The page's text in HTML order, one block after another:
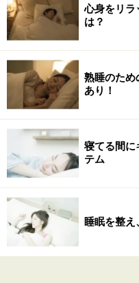
心身をリラ
は？
熟睡のため
あり！
寝てる間に
テム
睡眠を整